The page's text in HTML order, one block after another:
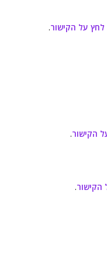
לחץ על הקישור.
הקישור.
הקישור.